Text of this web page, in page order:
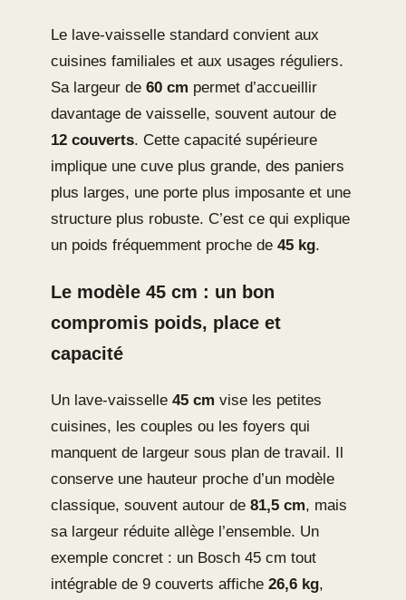
Le lave-vaisselle standard convient aux
cuisines familiales et aux usages réguliers.
Sa largeur de 60 cm permet d’accueillir
davantage de vaisselle, souvent autour de
12 couverts. Cette capacité supérieure
implique une cuve plus grande, des paniers
plus larges, une porte plus imposante et une
structure plus robuste. C’est ce qui explique
un poids fréquemment proche de 45 kg.
Le modèle 45 cm : un bon
compromis poids, place et
capacité
Un lave-vaisselle 45 cm vise les petites
cuisines, les couples ou les foyers qui
manquent de largeur sous plan de travail. Il
conserve une hauteur proche d’un modèle
classique, souvent autour de 81,5 cm, mais
sa largeur réduite allège l’ensemble. Un
exemple concret : un Bosch 45 cm tout
intégrable de 9 couverts affiche 26,6 kg,